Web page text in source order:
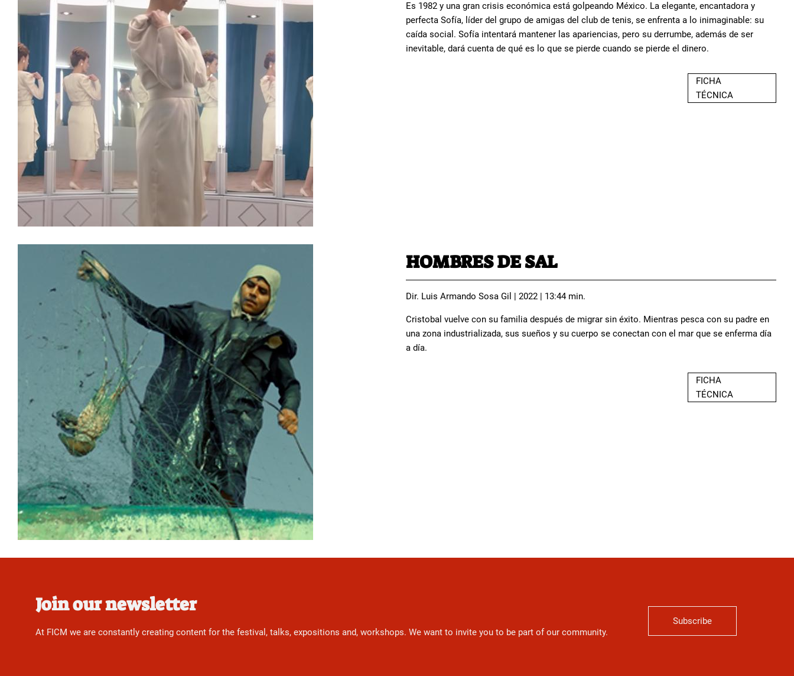
Es 1982 y una gran crisis económica está golpeando México. La elegante, encantadora y
perfecta Sofía, líder del grupo de amigas del club de tenis, se enfrenta a lo inimaginable: su
caída social. Sofía intentará mantener las apariencias, pero su derrumbe, además de ser
inevitable, dará cuenta de qué es lo que se pierde cuando se pierde el dinero.
FICHA
TÉCNICA
HOMBRES DE SAL
Dir. Luis Armando Sosa Gil | 2022 | 13:44 min.
Cristobal vuelve con su familia después de migrar sin éxito. Mientras pesca con su padre en
una zona industrializada, sus sueños y su cuerpo se conectan con el mar que se enferma día
a día.
FICHA
TÉCNICA
Join our newsletter
At FICM we are constantly creating content for the festival, talks, expositions and, workshops. We want to invite you to be part of our community.
Subscribe